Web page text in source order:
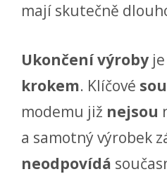
mají skutečně
Ukončení výroby je
krokem. Klíčové
modemu již nejsou
a samotný výrobek
neodpovídá